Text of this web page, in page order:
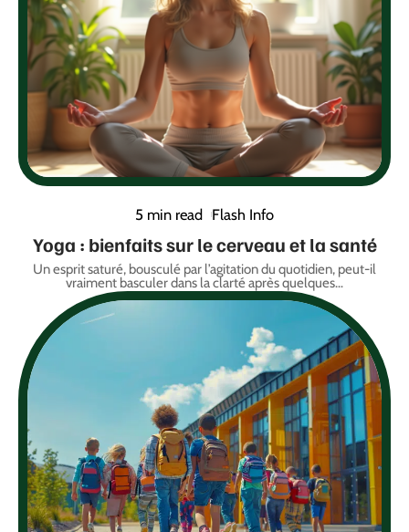
5 min read Flash Info
Yoga : bienfaits sur le cerveau et la santé
Un esprit saturé, bousculé par l’agitation du quotidien, peut-il
vraiment basculer dans la clarté après quelques…